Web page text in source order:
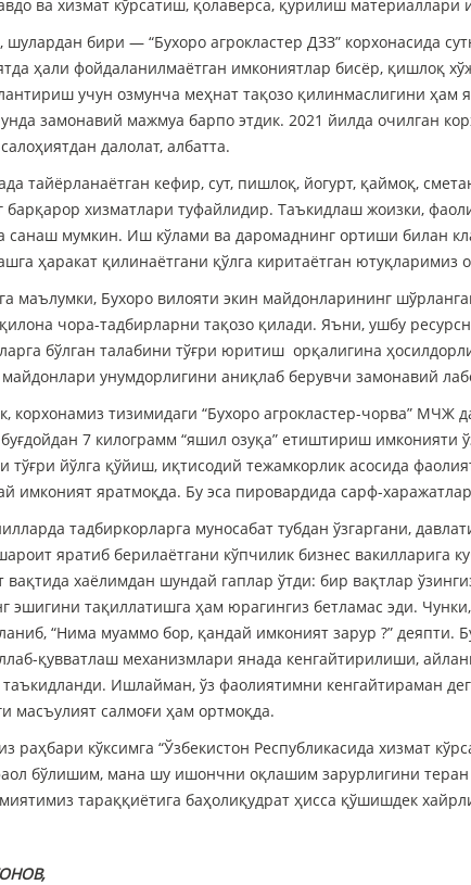
ва хизмат кўрсатиш, қолаверса, қурилиш
бири — “Бухоро агрокластер ДЗЗ” корхонасида
ҳали фойдаланилмаётган имкониятлар бисёр, қишлоқ
учун озмунча меҳнат тақозо қилинмаслигини
замонавий мажмуа барпо этдик. 2021 йилда очилган
далолат, албатта.
тайёрланаётган кефир, сут, пишлоқ, йогурт, қаймоқ,
барқарор хизматлари туфайлидир. Таъкидлаш жоизки,
санаш мумкин. Иш кўлами ва даромаднинг ортиши билан
ҳаракат қилинаётгани қўлга киритаётган ютуқларимиз
маълумки, Бухоро вилояти экин майдонларининг
чора-тадбирларни тақозо қилади. Яъни, ушбу
бўлган талабини тўғри юритиш орқалигина
унумдорлигини аниқлаб берувчи замонавий
тизимидаги “Бухоро агрокластер-чорва” МЧЖ
7 килограмм “яшил озуқа” етиштириш
тўғри йўлга қўйиш, иқтисодий тежамкорлик асосида
имконият яратмоқда. Бу эса пировардида сарф-
тадбиркорларга муносабат тубдан ўзгаргани,
яратиб берилаётгани кўпчилик бизнес
вақтида хаёлимдан шундай гаплар ўтди: бир вақтлар
эшигини тақиллатишга ҳам юрагингиз бетламас эди.
“Нима муаммо бор, қандай имконият зарур ?” деяпти.
қувватлаш механизмлари янада кенгайтирилиши,
Ишлайман, ўз фаолиятимни кенгайтираман
масъулият салмоғи ҳам ортмоқда.
раҳбари кўксимга “Ўзбекистон Республикасида хизмат
бўлишим, мана шу ишончни оқлашим зарурлигини
тараққиётига баҳолиқудрат ҳисса қўшишдек